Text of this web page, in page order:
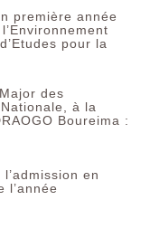
première année
pour la
des
à la
Boureima :
en
l’année